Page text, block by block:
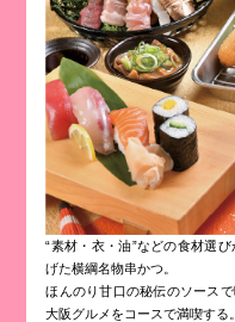
“素材・衣・油”などの食材選
げた横綱名物串かつ。
ほんのり甘口の秘伝のソース
大阪グルメをコースで満喫する。